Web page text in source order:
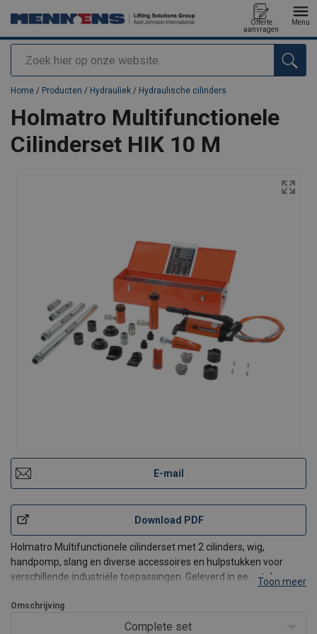
Zoeken
Offerte
aanvragen
Menu
toegevoegd aan uw offerte
Home / Producten / Hydrauliek / Hydraulische cilinders
Holmatro Multifunctionele
Cilinderset HIK 10 M
E-mail
Download PDF
Holmatro Multifunctionele cilinderset met 2 cilinders, wig,
handpomp, slang en diverse accessoires en hulpstukken voor
verschillende industriële toepassingen. Geleverd in een stalen
Set bestaat uit:
2x Multifunctionele cilinders max. capaciteit 10 ton
Toon meer
Omschrijving
Complete set